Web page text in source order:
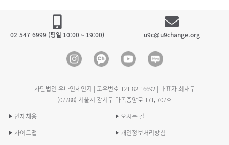
02-547-6999 (평일 10:00 ~ 19:00) u9c@u9change.org
InstagramKakao Channel
Youtube blog
사단법인 유나인체인지 | 고유번호 121-82-16692| 대표자 최재구
(07788) 서울시 강서구 마곡중앙로 171, 707호
인재채용
오시는 길
사이트맵
개인정보처리방침